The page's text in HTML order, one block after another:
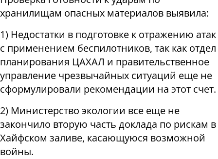
хранилищам опасных материалов выявила:
1) Недостатки в подготовке к отражению атак
с применением беспилотников, так как отдел
планирования ЦАХАЛ и правительственное
управление чрезвычайных ситуаций еще не
сформулировали рекомендации на этот счет.
2) Министерство экологии все еще не
закончило вторую часть доклада по рискам в
Хайфском заливе, касающуюся возможной
войны.